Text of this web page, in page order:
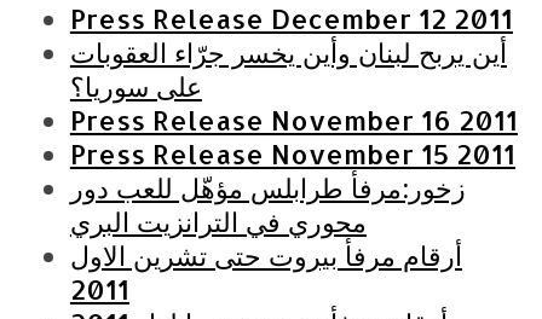
Press Release December 12 2011
أين يربح لبنان وأين يخسر جرّاء العقوبات
على سوريا؟
Press Release November 16 2011
Press Release November 15 2011
زخور:مرفأ طرابلس مؤهّل للعب دور
محوري في الترانزيت البري
أرقام مرفأ بيروت حتى تشرين الاول
2011